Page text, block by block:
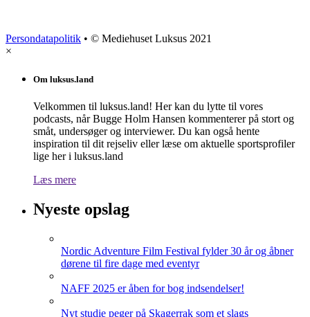
Persondatapolitik • © Mediehuset Luksus 2021
×
Om luksus.land
Velkommen til luksus.land! Her kan du lytte til vores
podcasts, når Bugge Holm Hansen kommenterer på stort og
småt, undersøger og interviewer. Du kan også hente
inspiration til dit rejseliv eller læse om aktuelle sportsprofiler
lige her i luksus.land
Læs mere
Nyeste opslag
Nordic Adventure Film Festival fylder 30 år og åbner
dørene til fire dage med eventyr
NAFF 2025 er åben for bog indsendelser!
Nyt studie peger på Skagerrak som et slags